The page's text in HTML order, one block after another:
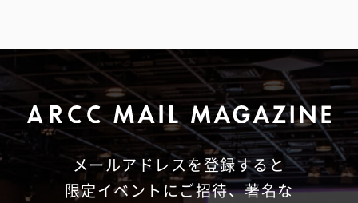
メールアドレスを登録すると
限定イベントにご招待、著名な